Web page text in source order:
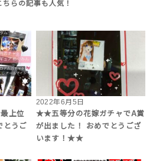
上位
とうご
2022年6月5日
★★五等分の花嫁ガチャでA賞
が出ました！ おめでとうござ
います！★★